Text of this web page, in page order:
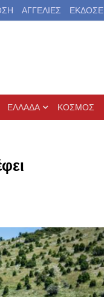
ΑΓΓΕΛΙΕΣ
ΕΛΛΑΔΑ ΚΟΣΜΟΣ